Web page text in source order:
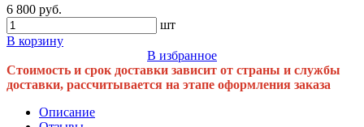
6 800 руб.
шт
В корзину
В избранное
Стоимость и срок доставки зависит от страны и службы
доставки, рассчитывается на этапе оформления заказа
Описание